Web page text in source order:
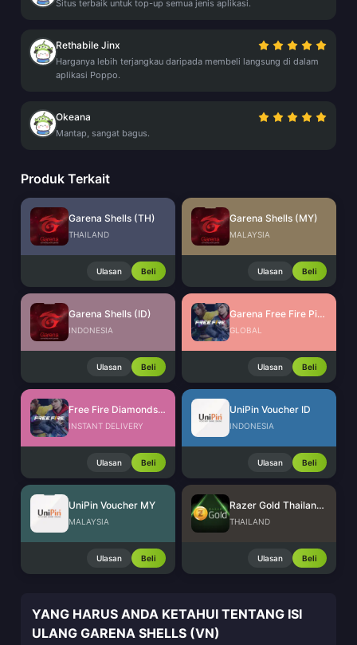
Situs terbaik untuk top-up semua jenis aplikasi.
Rethabile Jinx
Harganya lebih terjangkau daripada membeli langsung di dalam
aplikasi Poppo.
Okeana
Mantap, sangat bagus.
Produk Terkait
Garena Shells (TH)
THAILAND
Ulasan Beli
Garena Shells (MY)
MALAYSIA
Ulasan Beli
Garena Shells (ID)
INDONESIA
Ulasan Beli
Garena Free Fire Pins Global
GLOBAL
Ulasan Beli
Free Fire Diamonds EU + TR
INSTANT DELIVERY
Ulasan Beli
UniPin Voucher ID
INDONESIA
Ulasan Beli
UniPin Voucher MY
MALAYSIA
Ulasan Beli
Razer Gold Thailand (THB)
THAILAND
Ulasan Beli
YANG HARUS ANDA KETAHUI TENTANG ISI
ULANG GARENA SHELLS (VN)